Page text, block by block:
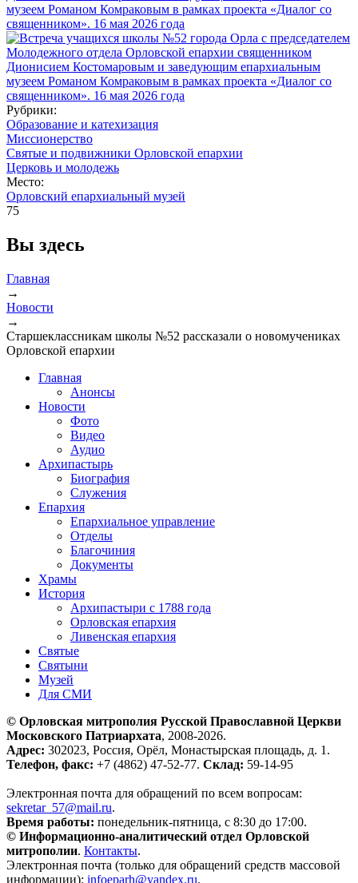
Рубрики:
Образование и катехизация
Миссионерство
Святые и подвижники Орловской епархии
Церковь и молодежь
Место:
Орловский епархиальный музей
75
Вы здесь
Главная
→
Новости
→
Старшеклассникам школы №52 рассказали о новомучениках
Орловской епархии
Главная
Анонсы
Новости
Фото
Видео
Аудио
Архипастырь
Биография
Служения
Епархия
Епархиальное управление
Отделы
Благочиния
Документы
Храмы
История
Архипастыри с 1788 года
Орловская епархия
Ливенская епархия
Святые
Святыни
Музей
Для СМИ
© Орловская митрополия Русской Православной Церкви
Московского Патриархата, 2008-2026.
Адрес: 302023, Россия, Орёл, Монастырская площадь, д. 1.
Телефон, факс: +7 (4862) 47-52-77. Склад: 59-14-95
Электронная почта для обращений по всем вопросам:
sekretar_57@mail.ru.
Время работы: понедельник-пятница, с 8:30 до 17:00.
© Информационно-аналитический отдел Орловской
митрополии. Контакты.
Электронная почта (только для обращений средств массовой
информации): infoeparh@yandex.ru.